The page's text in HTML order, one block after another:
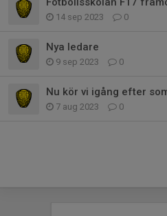
14 sep 2023 0
Nya ledare
9 sep 2023 0
Nu kör vi igång efter
7 aug 2023 0